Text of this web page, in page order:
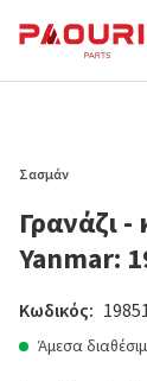
Σασμάν
Γρανάζι -
Yanmar:
Κωδικός:
Άμεσα